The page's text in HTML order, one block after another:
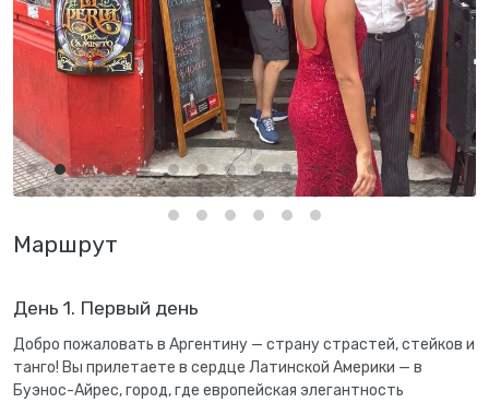
Маршрут
День 1. Первый день
Добро пожаловать в Аргентину — страну страстей, стейков и
танго! Вы прилетаете в сердце Латинской Америки — в
Буэнос-Айрес, город, где европейская элегантность